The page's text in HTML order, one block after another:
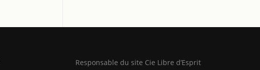
Responsable du site Cie Libre d’Esprit